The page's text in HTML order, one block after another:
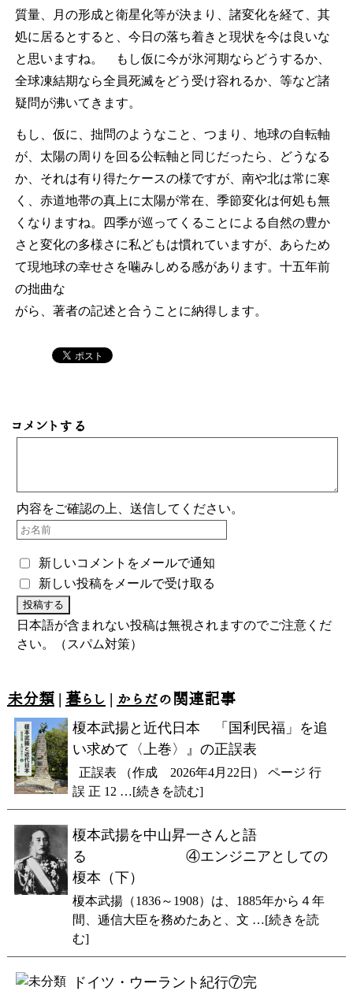
質量、月の形成と衛星化等が決まり、諸変化を経て、其
処に居るとすると、今日の落ち着きと現状を今は良いな
と思いますね。 もし仮に今が氷河期ならどうするか、
全球凍結期なら全員死滅をどう受け容れるか、等など諸
疑問が沸いてきます。
もし、仮に、拙問のようなこと、つまり、地球の自転軸
が、太陽の周りを回る公転軸と同じだったら、どうなる
か、それは有り得たケースの様ですが、南や北は常に寒
く、赤道地帯の真上に太陽が常在、季節変化は何処も無
くなりますね。四季が巡ってくることによる自然の豊か
さと変化の多様さに私どもは慣れていますが、あらため
て現地球の幸せさを噛みしめる感があります。十五年前
の拙曲な
がら、著者の記述と合うことに納得します。
コメントする
内容をご確認の上、送信してください。
新しいコメントをメールで通知
新しい投稿をメールで受け取る
日本語が含まれない投稿は無視されますのでご注意くだ
さい。（スパム対策）
未分類| 暮らし | からだの関連記事
榎本武揚と近代日本 「国利民福」を追
い求めて〈上巻〉』の正誤表
正誤表 （作成 2026年4月22日） ページ 行
誤 正 12 …[続きを読む]
榎本武揚を中山昇一さんと語
る ④エンジニアとしての
榎本（下）
榎本武揚（1836～1908）は、1885年から４年
間、逓信大臣を務めたあと、文 …[続きを読
む]
ドイツ・ウーラント紀行⑦完